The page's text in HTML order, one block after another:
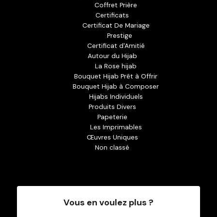
Coffret Prière
Certificats
Certificat De Mariage
Prestige
Certificat d'Amitié
Autour du Hijab
La Rose hijab
Bouquet Hijab Prêt à Offrir
Bouquet Hijab à Composer
Hijabs Individuels
Produits Divers
Papeterie
Les Imprimables
Œuvres Uniques
Non classé
Vous en voulez plus ?